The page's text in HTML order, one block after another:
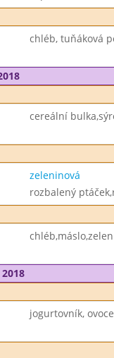
chléb, tuňáková
cereální
zeleninová
rozbalený
jogurtovník,